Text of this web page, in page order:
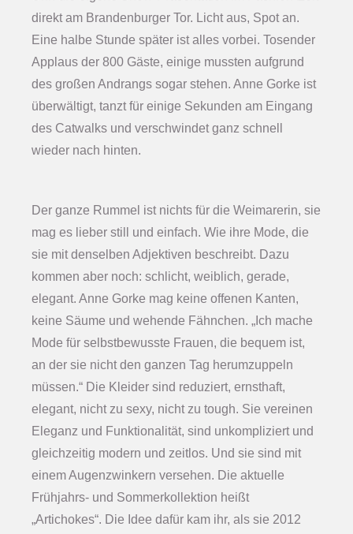
direkt am Brandenburger Tor. Licht aus, Spot an.
Eine halbe Stunde später ist alles vorbei. Tosender
Applaus der 800 Gäste, einige mussten aufgrund
des großen Andrangs sogar stehen. Anne Gorke ist
überwältigt, tanzt für einige Sekunden am Eingang
des Catwalks und verschwindet ganz schnell
wieder nach hinten.
Der ganze Rummel ist nichts für die Weimarerin, sie
mag es lieber still und einfach. Wie ihre Mode, die
sie mit denselben Adjektiven beschreibt. Dazu
kommen aber noch: schlicht, weiblich, gerade,
elegant. Anne Gorke mag keine offenen Kanten,
keine Säume und wehende Fähnchen. „Ich mache
Mode für selbstbewusste Frauen, die bequem ist,
an der sie nicht den ganzen Tag herumzuppeln
müssen.“ Die Kleider sind reduziert, ernsthaft,
elegant, nicht zu sexy, nicht zu tough. Sie vereinen
Eleganz und Funktionalität, sind unkompliziert und
gleichzeitig modern und zeitlos. Und sie sind mit
einem Augenzwinkern versehen. Die aktuelle
Frühjahrs- und Sommerkollektion heißt
„Artichokes“. Die Idee dafür kam ihr, als sie 2012